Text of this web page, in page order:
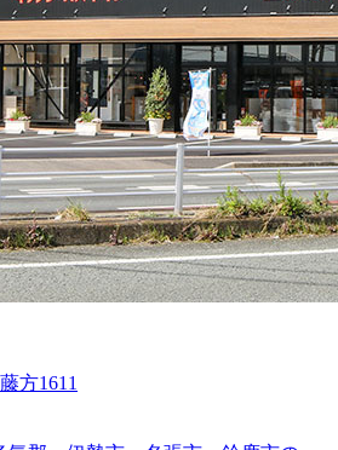
方1611